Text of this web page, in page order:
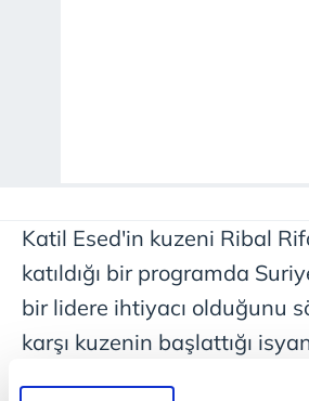
Katil Esed'in kuzeni Ribal
katıldığı bir programda
bir lidere ihtiyacı olduğunu
karşı kuzenin başlattığı